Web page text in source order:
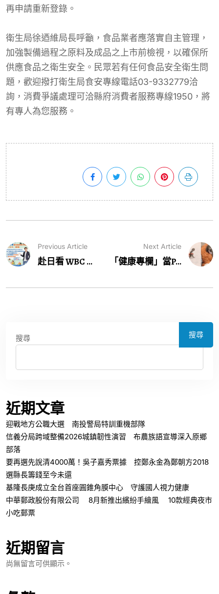
再申請重新登錄。
衛生局徐迺維局長呼籲，食品業者應落實自主管理，
加強製備過程之原料及成品之上市前檢視，以確保所
供應食品之衛生安全。民眾若有任何食品安全衛生問
題，歡迎撥打衛生局食安專線電話03-9332779洽
詢，消費爭議處理可洽縣府消費者服務專線1950，將
有專人為您服務。
Previous Article
赴日看 WBC ...
Next Article
「健康專欄」當P...
搜尋 搜尋
近期文章
迎戰地方公職大選 南投警局特訓重機部隊
信義分局跨域整備2026城鎮韌性演習 布農族語宣導深入原鄉
部落
要再選先說清4000萬！吳子嘉秀票據 控鄭永金為鄭朝方2018
選縣長籌錢至今未還
基隆長庚成立全台首座圓錐角膜中心 守護國人視力健康
中華郵政股份有限公司 8月新推出繽紛手繪風 10款經典夜市
小吃郵票
近期留言
尚無留言可供顯示。